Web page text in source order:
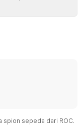
spion sepeda dari ROC.